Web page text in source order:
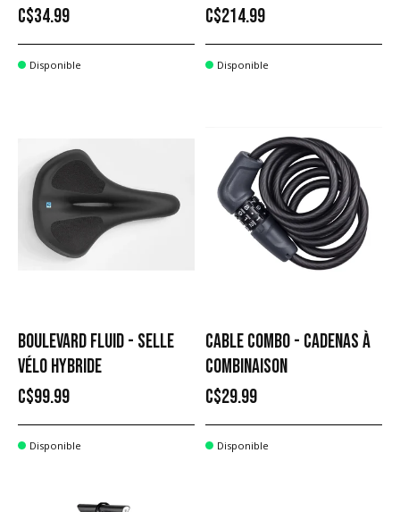
C$34.99
Disponible
C$214.99
Disponible
BOULEVARD FLUID - SELLE
VÉLO HYBRIDE
C$99.99
Disponible
CABLE COMBO - CADENAS À
COMBINAISON
C$29.99
Disponible